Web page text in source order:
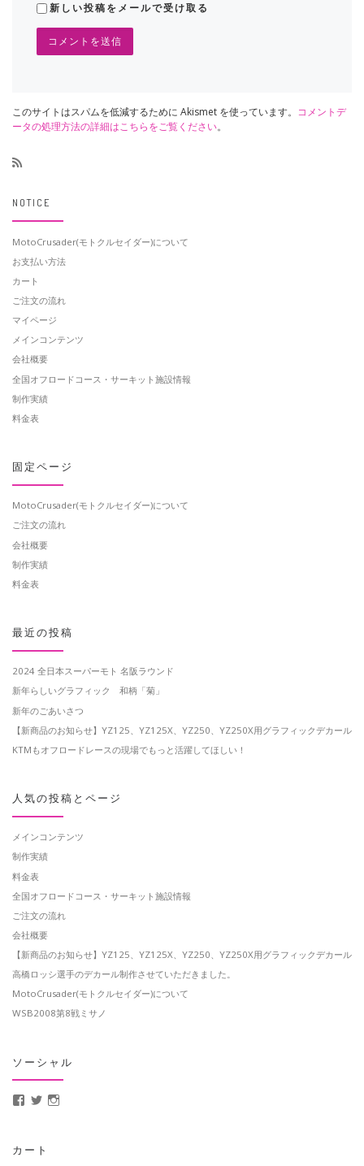
新しい投稿をメールで受け取る
このサイトはスパムを低減するために Akismet を使っています。 コメントデ
ータの処理方法の詳細はこちらをご覧ください。
NOTICE
MotoCrusader(モトクルセイダー)について
お支払い方法
カート
ご注文の流れ
マイページ
メインコンテンツ
会社概要
全国オフロードコース・サーキット施設情報
制作実績
料金表
固定ページ
MotoCrusader(モトクルセイダー)について
ご注文の流れ
会社概要
制作実績
料金表
最近の投稿
2024 全日本スーパーモト 名阪ラウンド
新年らしいグラフィック 和柄「菊」
新年のごあいさつ
【新商品のお知らせ】YZ125、YZ125X、YZ250、YZ250X用グラフィックデカール
KTMもオフロードレースの現場でもっと活躍してほしい！
人気の投稿とページ
メインコンテンツ
制作実績
料金表
全国オフロードコース・サーキット施設情報
ご注文の流れ
会社概要
【新商品のお知らせ】YZ125、YZ125X、YZ250、YZ250X用グラフィックデカール
高橋ロッシ選手のデカール制作させていただきました。
MotoCrusader(モトクルセイダー)について
WSB2008第8戦ミサノ
ソーシャル
MotoCrusader さんのプロフィールを Facebook で表示
@MotoCrusader さんのプロフィールを Twitter で表示
カート